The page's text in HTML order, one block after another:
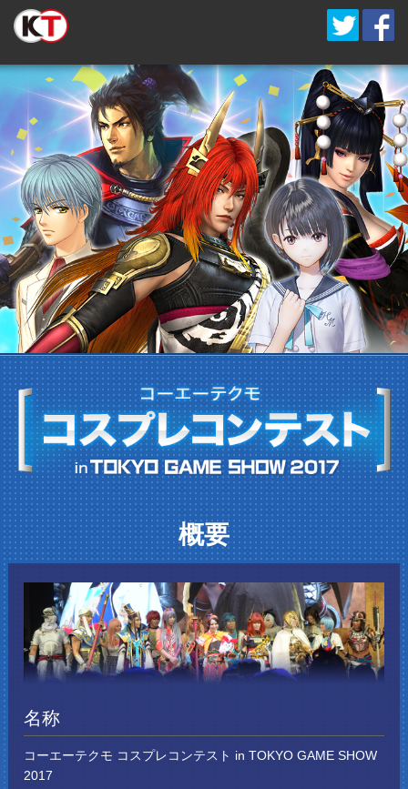
概要
名称
コーエーテクモ コスプレコンテスト in TOKYO GAME SHOW
2017